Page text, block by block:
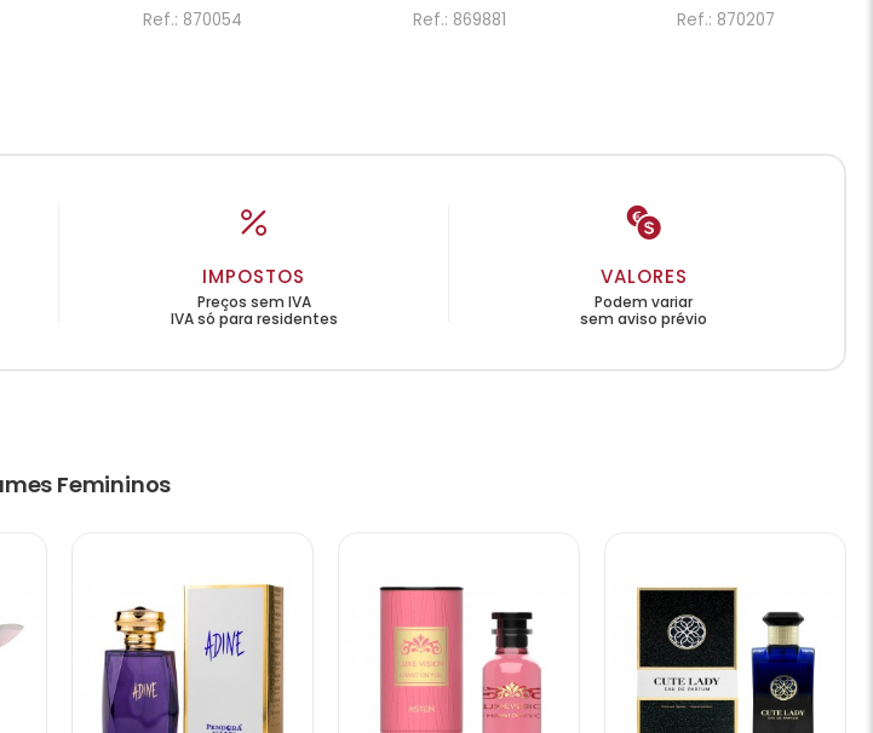
Ref.: 870054 Ref.: 869881 Ref.: 870207
IMPOSTOS
Preços sem IVA
IVA só para residentes
VALORES
Podem variar
sem aviso prévio
Femininos